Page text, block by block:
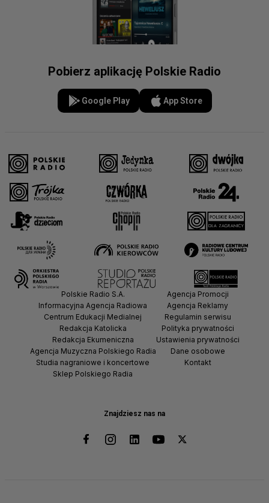
Pobierz aplikację Polskie Radio
Google Play App Store
Znajdziesz nas na
Polskie Radio S.A.
Informacyjna Agencja Radiowa
Centrum Edukacji Medialnej
Redakcja Katolicka
Redakcja Ekumeniczna
Agencja Muzyczna Polskiego Radia
Studia nagraniowe i koncertowe
Sklep Polskiego Radia
Agencja Promocji
Agencja Reklamy
Regulamin serwisu
Polityka prywatności
Ustawienia prywatności
Dane osobowe
Kontakt